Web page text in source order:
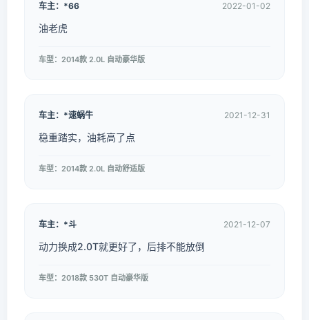
车主：*66 2022-01-02
油老虎
车型：2014款 2.0L 自动豪华版
车主：*速蜗牛 2021-12-31
稳重踏实，油耗高了点
车型：2014款 2.0L 自动舒适版
车主：*斗 2021-12-07
动力换成2.0T就更好了，后排不能放倒
车型：2018款 530T 自动豪华版